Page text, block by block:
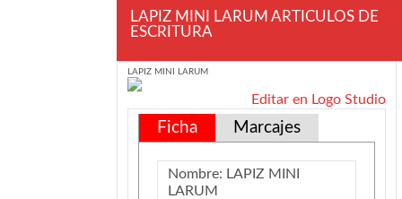
LAPIZ MINI LARUM ARTICULOS DE
ESCRITURA
LAPIZ MINI LARUM
Editar en Logo Studio
Ficha Marcajes
Nombre: LAPIZ MINI
LARUM